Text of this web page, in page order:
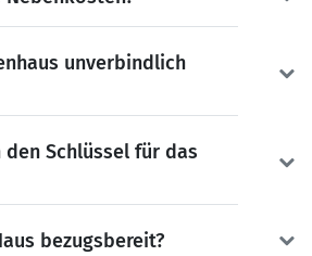
unverbindlich
Schlüssel für das
bezugsbereit?